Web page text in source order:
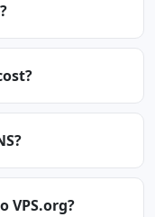
VPS.org?